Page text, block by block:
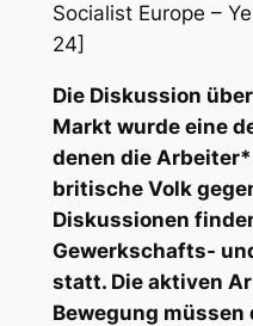
Socialist Europe –
24]
Die Diskussion
Markt wurde eine
denen die
britische Volk
Diskussionen
Gewerkschafts-
statt. Die aktiven
Bewegung müssen